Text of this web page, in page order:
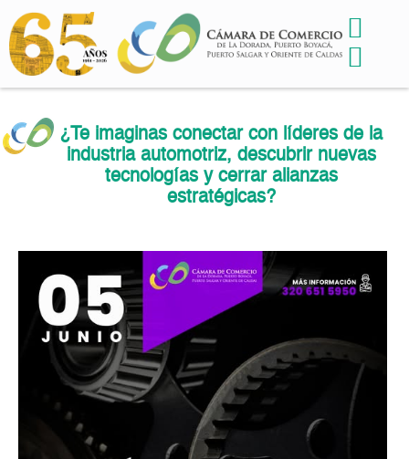
¿Te imaginas conectar con líderes de la
industria automotriz, descubrir nuevas
tecnologías y cerrar alianzas
estratégicas?